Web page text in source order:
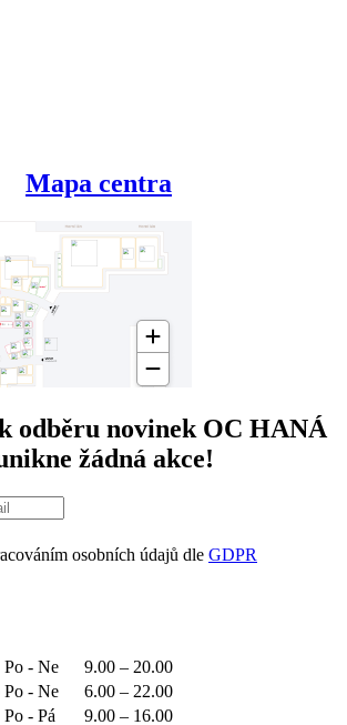
Mapa centra
odběru novinek OC HANÁ
žádná akce!
osobních údajů dle GDPR
Po - Ne
9.00 – 20.00
Po - Ne
6.00 – 22.00
Po - Pá 9.00 – 16.00